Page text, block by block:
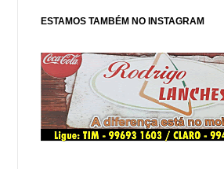
ESTAMOS TAMBÉM NO INSTAGRAM